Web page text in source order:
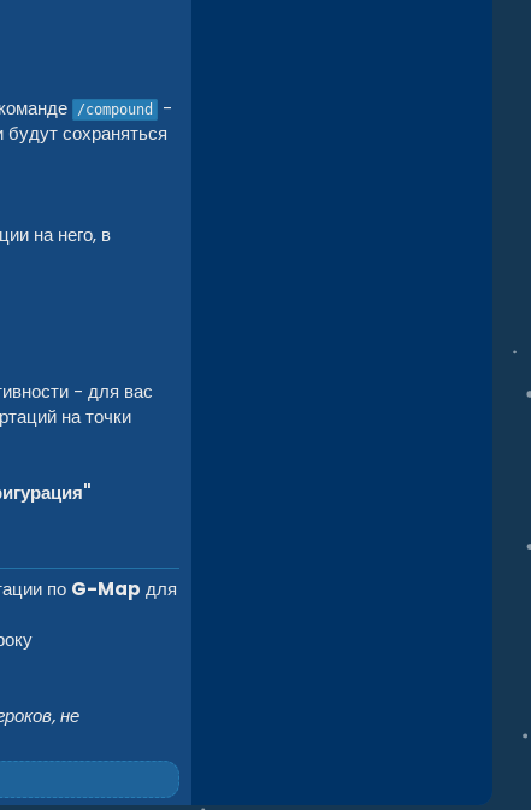
/compound
-
сохраняться
на него, в
- для вас
на точки
по G-Map для
не